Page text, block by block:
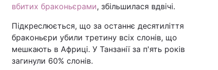
вбитих браконьєрами, збільшилася вдвічі.
Підкреслюється, що за останнє десятиліття
браконьєри убили третину всіх слонів, що
мешкають в Африці. У Танзанії за п'ять років
загинули 60% слонів.